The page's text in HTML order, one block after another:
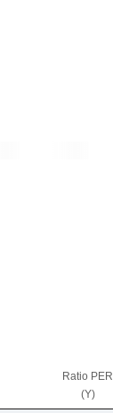
Ratio PER
(Y)